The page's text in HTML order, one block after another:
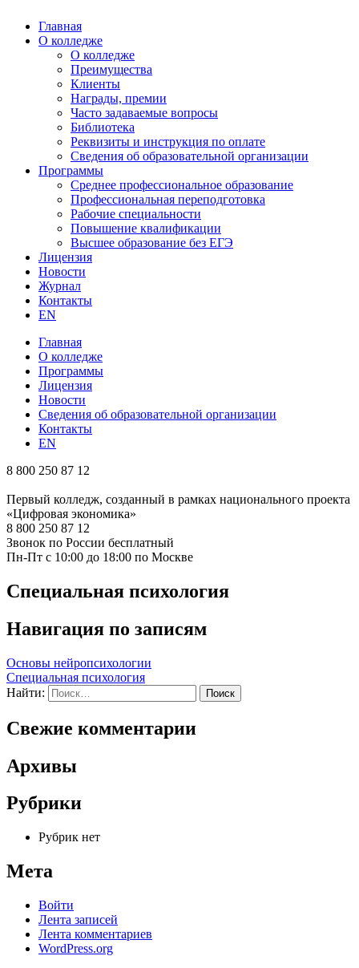
Главная
О колледже
О колледже
Преимущества
Клиенты
Награды, премии
Часто задаваемые вопросы
Библиотека
Реквизиты и инструкция по оплате
Сведения об образовательной организации
Программы
Среднее профессиональное образование
Профессиональная переподготовка
Рабочие специальности
Повышение квалификации
Высшее образование без ЕГЭ
Лицензия
Новости
Журнал
Контакты
EN
Главная
О колледже
Программы
Лицензия
Новости
Сведения об образовательной организации
Контакты
EN
8 800 250 87 12
Первый колледж, созданный в рамках национального проекта
«Цифровая экономика»
8 800 250 87 12
Звонок по России бесплатный
Пн-Пт с 10:00 до 18:00 по Москве
Специальная психология
Навигация по записям
Основы нейропсихологии
Специальная психология
Найти:
Свежие комментарии
Архивы
Рубрики
Рубрик нет
Мета
Войти
Лента записей
Лента комментариев
WordPress.org